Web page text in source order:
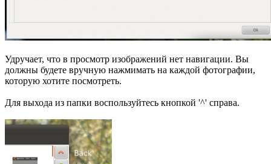
Удручает, что в просмотр изображений нет навигации. Вы
должны будете вручную нажмимать на каждой фотографии,
которую хотите посмотреть.
Для выхода из папки воспользуйтесь кнопкой '^' справа.